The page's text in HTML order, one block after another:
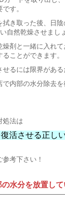
す。
拭き取った後、日
自然乾燥させまし
燥剤と一緒に入れ
ことができます。
るには限界がある
で内部の水分除去
処法は
活させる正し
考下さい！
水分を放置して